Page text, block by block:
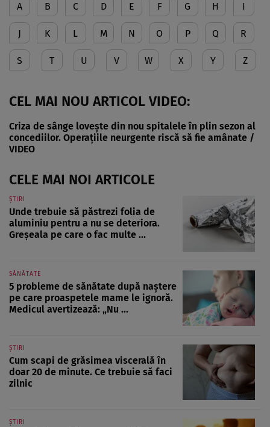
A B C D E F G H I
J K L M N O P Q R
S T U V W X Y Z
CEL MAI NOU ARTICOL VIDEO:
Criza de sânge lovește din nou spitalele în plin sezon al
concediilor. Operațiile neurgente riscă să fie amânate /
VIDEO
CELE MAI NOI ARTICOLE
ȘTIRI
Unde trebuie să păstrezi folia de
aluminiu pentru a nu se deteriora.
Greșeala pe care o fac multe ...
SĂNĂTATE
5 probleme de sănătate după naștere
pe care proaspetele mame le ignoră.
Medicul avertizează: „Nu ...
ȘTIRI
Cum scapi de grăsimea viscerală în
doar 20 de minute. Ce trebuie să faci
zilnic
ȘTIRI